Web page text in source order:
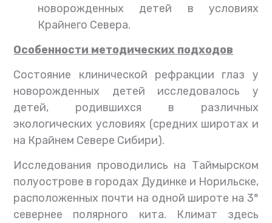
новорожденных детей в условиях
Крайнего Севера.
Особенности методических подходов
Состояние клинической рефракции глаз у
новорожденных детей исследовалось у
детей, родившихся в различных
экологических условиях (средних широтах и
на Крайнем Севере Сибири).
Исследования проводились на Таймырском
полуострове в городах Дудинке и Норильске,
расположенных почти на одной широте на 3°
севернее полярного кита. Климат здесь